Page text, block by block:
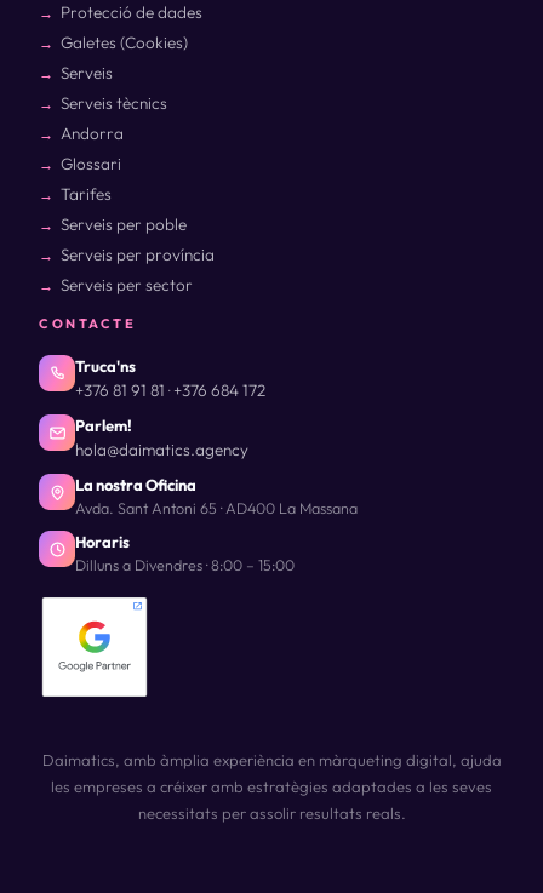
Protecció de dades
Galetes (Cookies)
Serveis
Serveis tècnics
Andorra
Glossari
Tarifes
Serveis per poble
Serveis per província
Serveis per sector
CONTACTE
Truca'ns
+376 81 91 81 ·+376 684 172
Parlem!
hola@daimatics.agency
La nostra Oficina
Avda. Sant Antoni 65 · AD400 La Massana
Horaris
Dilluns a Divendres · 8:00 – 15:00
Daimatics, amb àmplia experiència en màrqueting digital, ajuda
les empreses a créixer amb estratègies adaptades a les seves
necessitats per assolir resultats reals.